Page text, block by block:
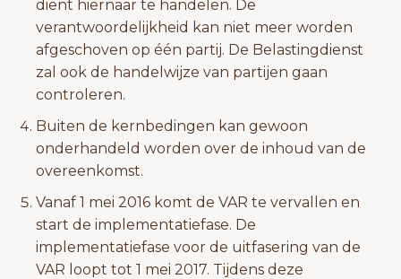
dient hiernaar te handelen. De
verantwoordelijkheid kan niet meer worden
afgeschoven op één partij. De Belastingdienst
zal ook de handelwijze van partijen gaan
controleren.
Buiten de kernbedingen kan gewoon
onderhandeld worden over de inhoud van de
overeenkomst.
Vanaf 1 mei 2016 komt de VAR te vervallen en
start de implementatiefase. De
implementatiefase voor de uitfasering van de
VAR loopt tot 1 mei 2017. Tijdens deze